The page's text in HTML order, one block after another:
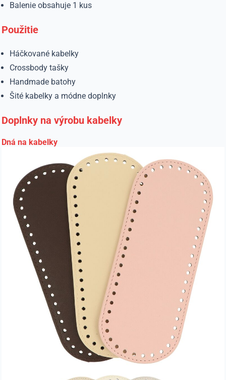
Balenie obsahuje 1 kus
Použitie
Háčkované kabelky
Crossbody tašky
Handmade batohy
Šité kabelky a módne doplnky
Doplnky na výrobu kabelky
Dná na kabelky